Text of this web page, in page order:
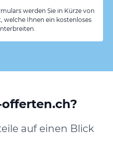
werden Sie in Kürze von
Ihnen ein kostenloses
auf einen Blick